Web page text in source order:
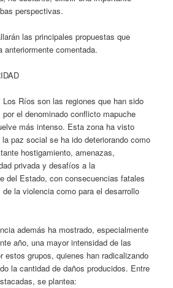
perspectivas.
las principales propuestas que
anteriormente comentada.
Ríos son las regiones que han sido
el denominado conflicto mapuche
más intenso. Esta zona ha visto
paz social se ha ido deteriorando como
hostigamiento, amenazas,
privada y desafíos a la
del Estado, con consecuencias fatales
la violencia como para el desarrollo
además ha mostrado, especialmente
año, una mayor intensidad de las
estos grupos, quienes han radicalizando
la cantidad de daños producidos. Entre
se plantea: